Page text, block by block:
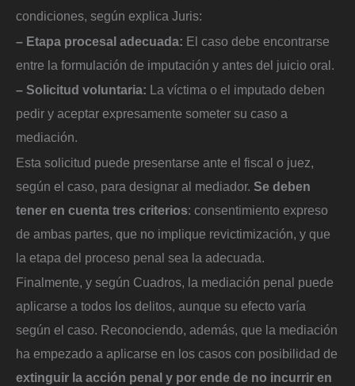
condiciones, según explica Juris:
– Etapa procesal adecuada: El caso debe encontrarse
entre la formulación de imputación y antes del juicio oral.
– Solicitud voluntaria: La víctima o el imputado deben
pedir y aceptar expresamente someter su caso a
mediación.
Esta solicitud puede presentarse ante el fiscal o juez,
según el caso, para designar al mediador. Se deben
tener en cuenta tres criterios: consentimiento expreso
de ambas partes, que no implique revictimización, y que
la etapa del proceso penal sea la adecuada.
Finalmente, y según Cuadros, la mediación penal puede
aplicarse a todos los delitos, aunque su efecto varía
según el caso. Reconociendo, además, que la mediación
ha empezado a aplicarse en los casos con posibilidad de
extinguir la acción penal y por ende de no incurrir en